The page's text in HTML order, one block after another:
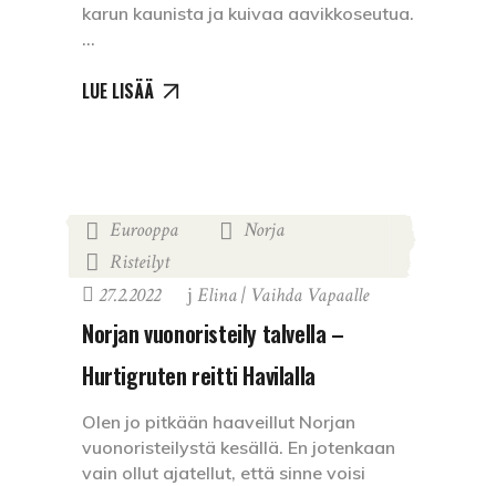
karun kaunista ja kuivaa aavikkoseutua.
LUE LISÄÄ
Eurooppa Norja
Risteilyt
27.2.2022
Elina | Vaihda Vapaalle
Norjan vuonoristeily talvella –
Hurtigruten reitti Havilalla
Olen jo pitkään haaveillut Norjan
vuonoristeilystä kesällä. En jotenkaan
vain ollut ajatellut, että sinne voisi